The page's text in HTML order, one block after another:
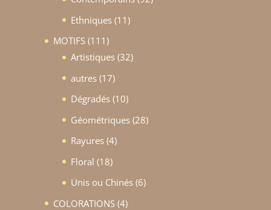
Ethniques 1111
MOTIFS 111111
produits
Artistiques 3232
autres 1717
produits
Dégradés 1010
produits
Géométriques 2828
Rayures 44
Floral 1818
produits
Unis ou Chinés 66
COLORATIONS 44